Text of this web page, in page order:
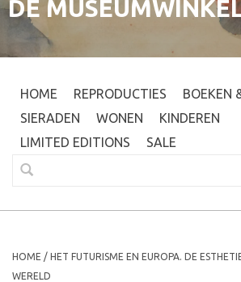
DE
HOME REPRODUCTIES BOEKEN
SIERADEN
WONEN
KINDEREN
LIMITED EDITIONS
SALE
HOME / HET FUTURISME EN EUROPA. DE
WERELD